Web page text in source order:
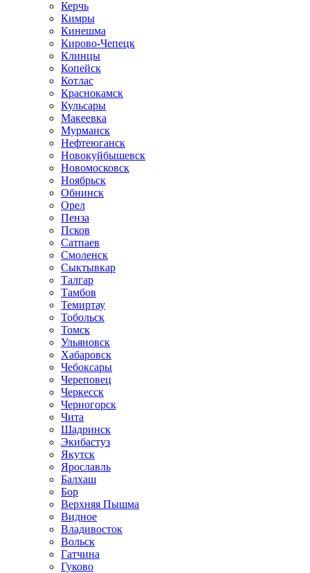
Керчь
Кимры
Кинешма
Кирово-Чепецк
Клинцы
Копейск
Котлас
Краснокамск
Кульсары
Макеевка
Мурманск
Нефтеюганск
Новокуйбышевск
Новомосковск
Ноябрьск
Обнинск
Орел
Пенза
Псков
Сатпаев
Смоленск
Сыктывкар
Талгар
Тамбов
Темиртау
Тобольск
Томск
Ульяновск
Хабаровск
Чебоксары
Череповец
Черкесск
Черногорск
Чита
Шадринск
Экибастуз
Якутск
Ярославль
Балхаш
Бор
Верхняя Пышма
Видное
Владивосток
Вольск
Гатчина
Гуково